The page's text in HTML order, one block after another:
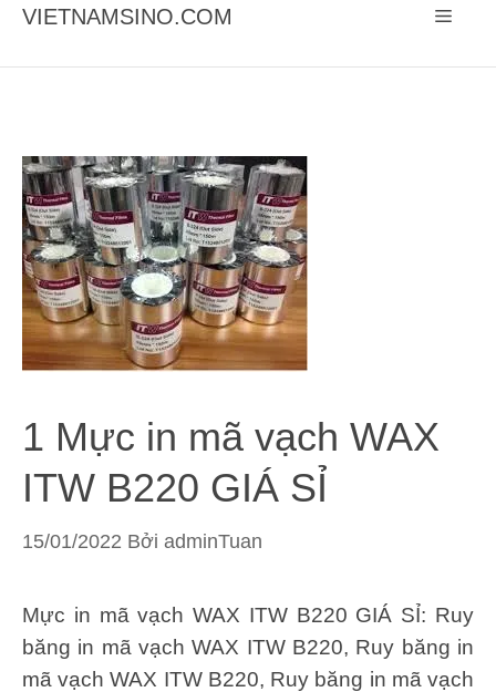
Chuyển
VIETNAMSINO.COM Menu
1 Mực in mã vạch WAX
ITW B220 GIÁ SỈ
15/01/2022 Bởi adminTuan
Mực in mã vạch WAX ITW B220 GIÁ SỈ: Ruy
băng in mã vạch WAX ITW B220, Ruy băng in
mã vạch WAX ITW B220, Ruy băng in mã vạch